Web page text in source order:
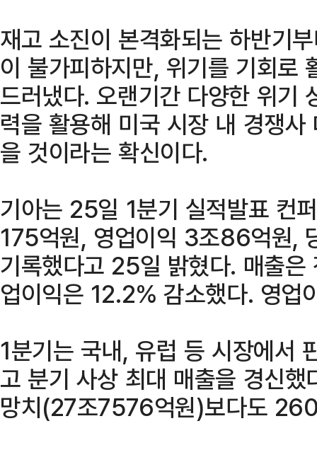
재고 소진이 본격화되는 하반기
이 불가피하지만, 위기를 기회로
드러냈다. 오랜기간 다양한 위기
력을 활용해 미국 시장 내 경쟁
을 것이라는 확신이다.
기아는 25일 1분기 실적발표 컨
175억원, 영업이익 3조86억원,
기록했다고 25일 밝혔다. 매출
업이익은 12.2% 감소했다. 영업
1분기는 국내, 유럽 등 시장에서
고 분기 사상 최대 매출을 경신
망치(27조7576억원)보다도